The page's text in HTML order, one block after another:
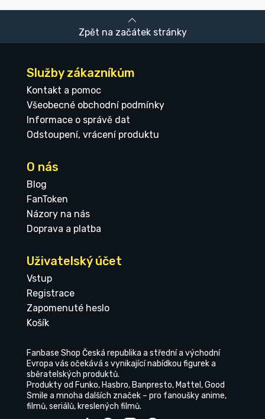
Zpět na začátek stránky
Služby zákazníkům
Kontakt a pomoc
Všeobecné obchodní podmínky
Informace o správě dat
Odstoupení, vrácení produktu
O nás
Blog
FanToken
Názory na nás
Doprava a platba
Uživatelský účet
Vstup
Registrace
Zapomenuté heslo
Košík
Fanbase Shop Česká republika a střední a východní
Evropa vás očekává s vynikající nabídkou figurek a
sběratelských produktů.
Produkty od Funko, Hasbro, Banpresto, Mattel, Good
Smile a mnoha dalších značek – pro fanoušky anime,
filmů, seriálů, kreslených filmů.